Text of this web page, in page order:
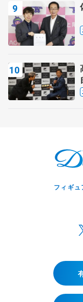
フィギ